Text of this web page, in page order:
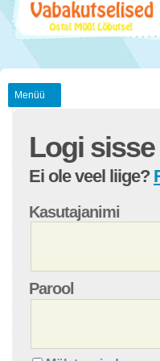
Menüü
Logi sisse
Ei ole veel liige?
Kasutajanimi
Parool